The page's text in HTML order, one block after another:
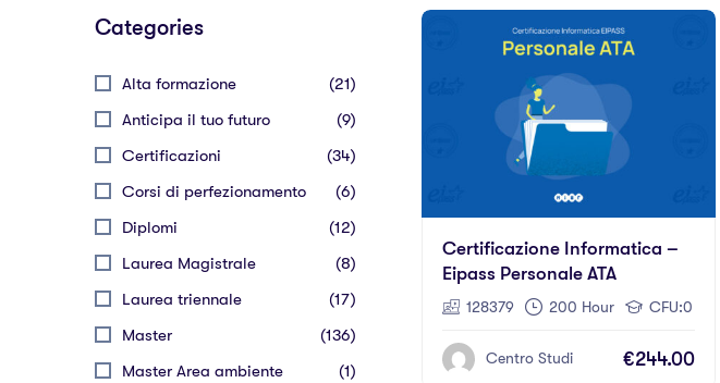
Categories
Alta formazione
(21)
Anticipa il tuo futuro
(9)
Certificazioni
(34)
Corsi di perfezionamento
(6)
Diplomi
(12)
Laurea Magistrale
(8)
Laurea triennale
(17)
Master
(136)
Master Area ambiente
(1)
Certificazione Informatica –
Eipass Personale ATA
128379 200 Hour CFU:0
Centro Studi €244.00